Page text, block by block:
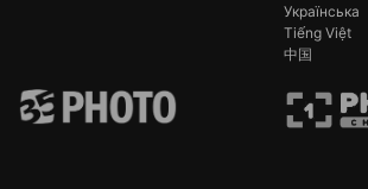
Українська
Tiếng Việt
中国